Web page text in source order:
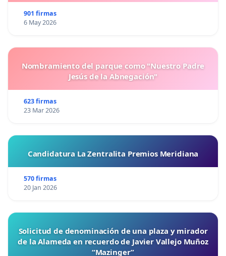
901 firmas
6 May 2026
Nombramiento del parque como "Nuestro Padre
Jesús de la Abnegación"
623 firmas
23 Mar 2026
Candidatura La Zentralita Premios Meridiana
570 firmas
20 Jan 2026
Solicitud de denominación de una plaza y mirador
de la Alameda en recuerdo de Javier Vallejo Muñoz
“Mazinger”